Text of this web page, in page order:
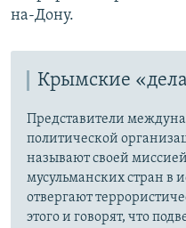
на-Дону.
Крымские
Представители
политической
называют своей
мусульманских стран в
отвергают
этого и говорят, что